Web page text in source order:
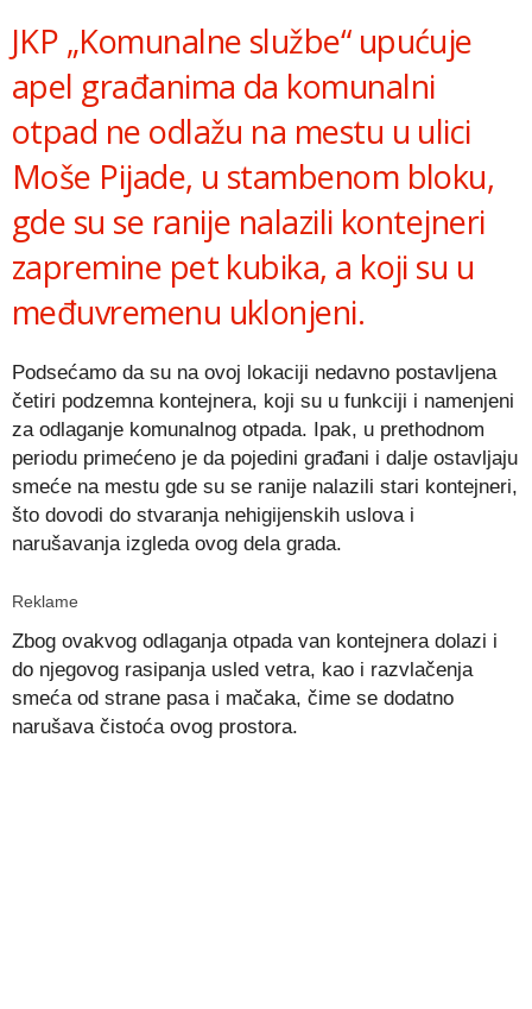
JKP „Komunalne službe“ upućuje
apel građanima da komunalni
otpad ne odlažu na mestu u ulici
Moše Pijade, u stambenom bloku,
gde su se ranije nalazili kontejneri
zapremine pet kubika, a koji su u
međuvremenu uklonjeni.
Podsećamo da su na ovoj lokaciji nedavno postavljena
četiri podzemna kontejnera, koji su u funkciji i namenjeni
za odlaganje komunalnog otpada. Ipak, u prethodnom
periodu primećeno je da pojedini građani i dalje ostavljaju
smeće na mestu gde su se ranije nalazili stari kontejneri,
što dovodi do stvaranja nehigijenskih uslova i
narušavanja izgleda ovog dela grada.
Reklame
Zbog ovakvog odlaganja otpada van kontejnera dolazi i
do njegovog rasipanja usled vetra, kao i razvlačenja
smeća od strane pasa i mačaka, čime se dodatno
narušava čistoća ovog prostora.